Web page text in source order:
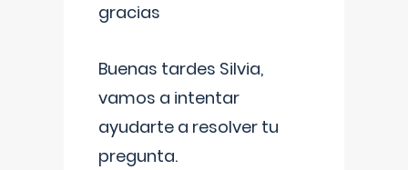
gracias
Buenas tardes Silvia,
vamos a intentar
ayudarte a resolver tu
pregunta.